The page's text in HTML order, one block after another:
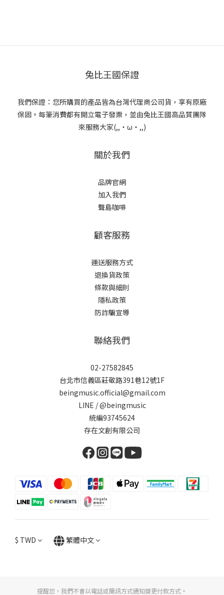
兔比王國保證
我們保證：您所購買的產品皆為台灣代理商公司貨，享有原廠
保固。每筆消費都有開立電子發票，並由兔比王國高品質團隊
來服務大家(,,・ω・,,)
關於我們
品牌官網
加入我們
聲島咖啡
顧客服務
運送服務方式
退換貨政策
條款與細則
隱私政策
防詐騙宣導
聯絡我們
02-27582845
台北市信義區莊敬路391巷12號1F
beingmusic.official@gmail.com
LINE / @beingmusic
統編93745624
存在文創有限公司
$ TWD 繁體中文
提醒您，我們不會以電話或簡訊方式通知變更付款方式。